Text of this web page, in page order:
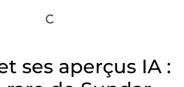
ses aperçus IA :